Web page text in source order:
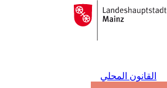
الانتقال إلى المحتوى
إلى
الصفحة
القانون المحلي